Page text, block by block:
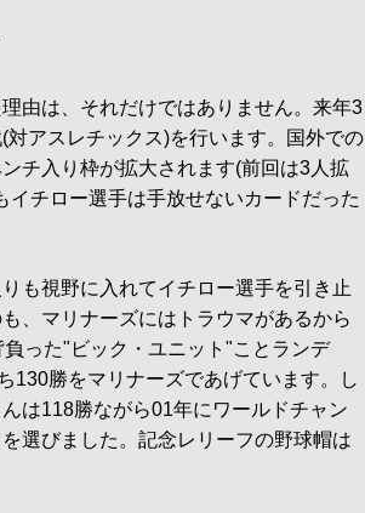
由は、それだけではありません。来年3
アスレチックス)を行います。国外での
チ入り枠が拡大されます(前回は3人拡
チロー選手は手放せないカードだった
も視野に入れてイチロー選手を引き止
、マリナーズにはトラウマがあるから
った"ビック・ユニット"ことランデ
130勝をマリナーズであげています。し
は118勝ながら01年にワールドチャン
選びました。記念レリーフの野球帽は